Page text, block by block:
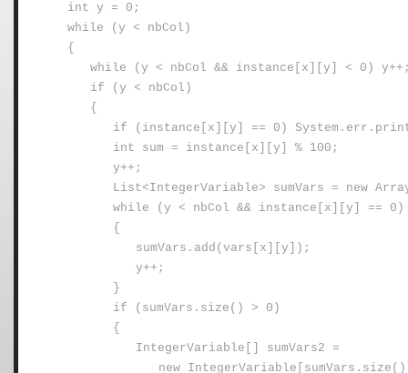
int y = 0;
while (y < nbCol)
{
while (y < nbCol && instance[x][y] < 0)
if (y < nbCol)
{
if (instance[x][y] == 0)
int sum = instance[x][y] % 100;
y++;
List<IntegerVariable> sumVars = new
while (y < nbCol && instance[x][y] == 0)
{
sumVars.add(vars[x][y]);
y++;
}
if (sumVars.size() > 0)
{
IntegerVariable[] sumVars2 =
new